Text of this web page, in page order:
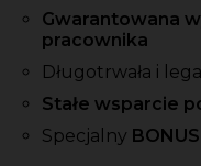
Gwarantowana
pracownika
Długotrwała i
Stałe wsparcie
Specjalny BONUS